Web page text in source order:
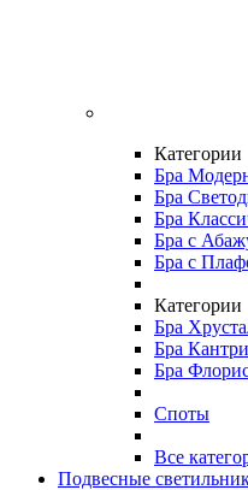
Категории
Бра
Бра
Бра
Бра с
Бра с
Категории
Бра
Бра Кантри
Бра
Споты
Все
Подвесные